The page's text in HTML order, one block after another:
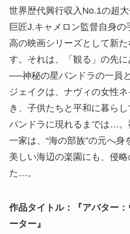
世界歴代興行収入No.1の超大
巨匠J.キャメロン監督自身の
高の映画シリーズとして新た
す。それは、「観る」の先に
──神秘の星パンドラの一員
ジェイクは、ナヴィの女性
き、子供たちと平和に暮ら
パンドラに現れるまでは…。
一家は、“海の部族”の元へ
美しい海辺の楽園にも、侵
た…。
作品タイトル：『アバター
ーター』